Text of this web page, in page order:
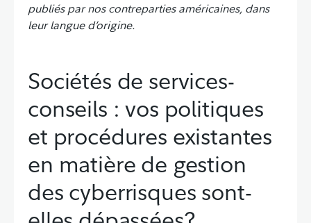
publiés par nos contreparties américaines, dans
leur langue d’origine.
Sociétés de services-
conseils : vos politiques
et procédures existantes
en matière de gestion
des cyberrisques sont-